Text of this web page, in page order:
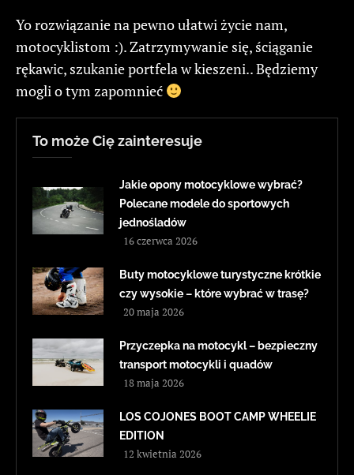
Yo rozwiązanie na pewno ułatwi życie nam,
motocyklistom :). Zatrzymywanie się, ściąganie
rękawic, szukanie portfela w kieszeni.. Będziemy
mogli o tym zapomnieć
To może Cię zainteresuje
Jakie opony motocyklowe wybrać?
Polecane modele do sportowych
jednośladów
16 czerwca 2026
Buty motocyklowe turystyczne krótkie
czy wysokie – które wybrać w trasę?
20 maja 2026
Przyczepka na motocykl – bezpieczny
transport motocykli i quadów
18 maja 2026
LOS COJONES BOOT CAMP WHEELIE
EDITION
12 kwietnia 2026